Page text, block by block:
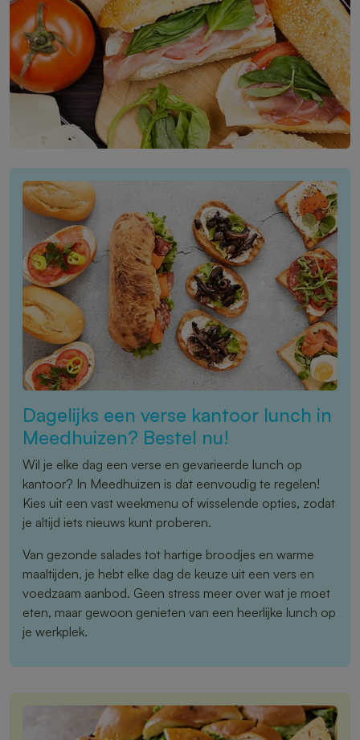
Dagelijks een verse kantoor lunch in
Meedhuizen? Bestel nu!
Wil je elke dag een verse en gevarieerde lunch op
kantoor? In Meedhuizen is dat eenvoudig te regelen!
Kies uit een vast weekmenu of wisselende opties, zodat
je altijd iets nieuws kunt proberen.
Van gezonde salades tot hartige broodjes en warme
maaltijden, je hebt elke dag de keuze uit een vers en
voedzaam aanbod. Geen stress meer over wat je moet
eten, maar gewoon genieten van een heerlijke lunch op
je werkplek.